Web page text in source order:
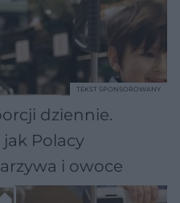
dziennie.
Polacy
i owoce
TEKST SPONSOROWANY